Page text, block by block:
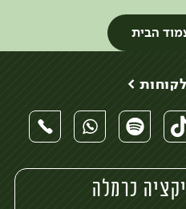
הבית
>
כרמלה